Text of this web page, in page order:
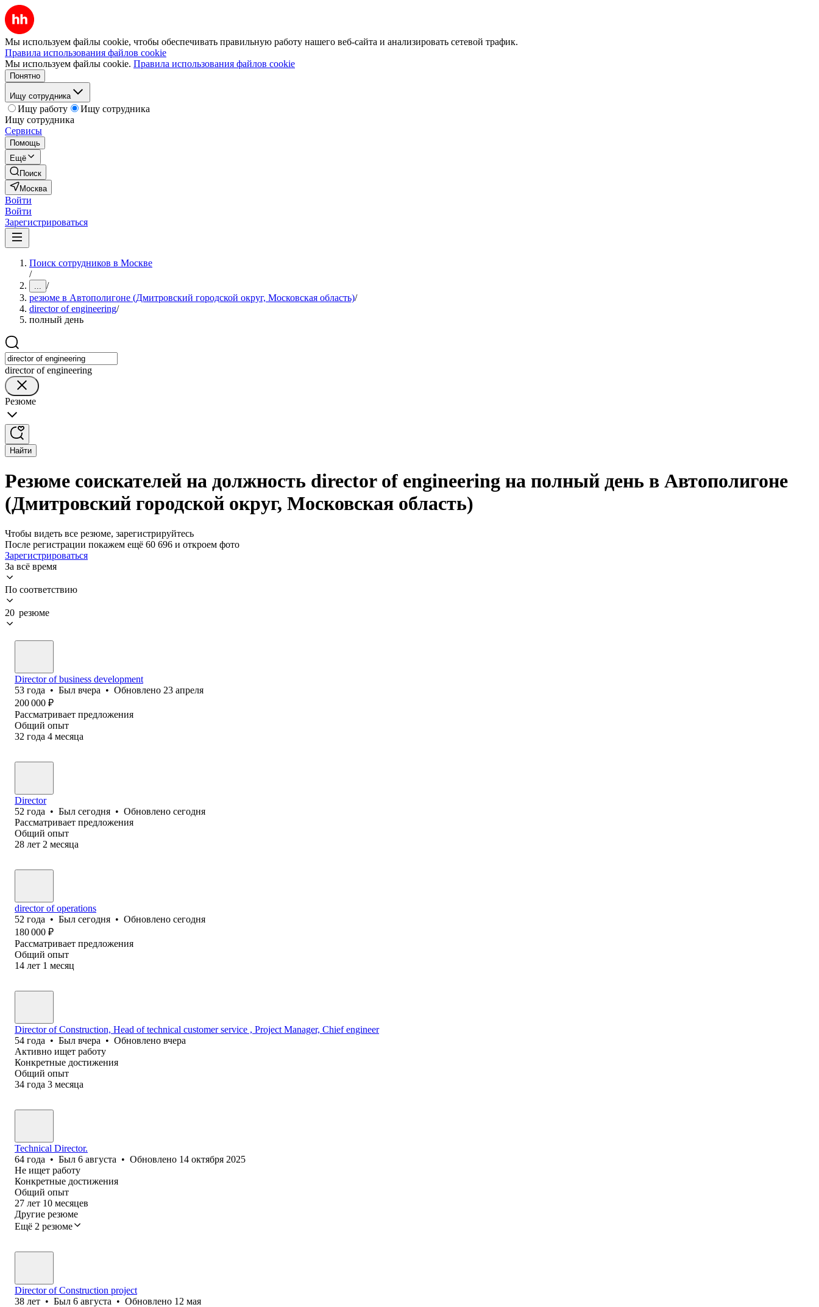
Мы используем файлы cookie, чтобы обеспечивать правильную работу нашего веб-сайта и анализировать сетевой трафик.
Правила использования файлов cookie
Мы используем файлы cookie. Правила использования файлов cookie
Понятно
Ищу сотрудника
Ищу работу
Ищу сотрудника
Ищу сотрудника
Сервисы
Помощь
Ещё
Поиск
Москва
Войти
Войти
Зарегистрироваться
Поиск сотрудников в Москве
/
... /
резюме в Автополигоне (Дмитровский городской округ, Московская область)/
director of engineering/
полный день
director of engineering
Резюме
Найти
Резюме соискателей на должность director of engineering на полный день в Автополигоне
(Дмитровский городской округ, Московская область)
Чтобы видеть все резюме, зарегистрируйтесь
После регистрации покажем ещё 60 696 и откроем фото
Зарегистрироваться
За всё время
По соответствию
20 резюме
Director of business development
53 года • Был вчера • Обновлено 23 апреля
200 000 ₽
Рассматривает предложения
Общий опыт
32 года 4 месяца
Director
52 года • Был сегодня • Обновлено сегодня
Рассматривает предложения
Общий опыт
28 лет 2 месяца
director of operations
52 года • Был сегодня • Обновлено сегодня
180 000 ₽
Рассматривает предложения
Общий опыт
14 лет 1 месяц
Director of Construction, Head of technical customer service , Project Manager, Сhief engineer
54 года • Был вчера • Обновлено вчера
Активно ищет работу
Конкретные достижения
Общий опыт
34 года 3 месяца
Technical Director.
64 года • Был 6 августа • Обновлено 14 октября 2025
Не ищет работу
Конкретные достижения
Общий опыт
27 лет 10 месяцев
Другие резюме
Ещё 2 резюме
Director of Construction project
38 лет • Был 6 августа • Обновлено 12 мая